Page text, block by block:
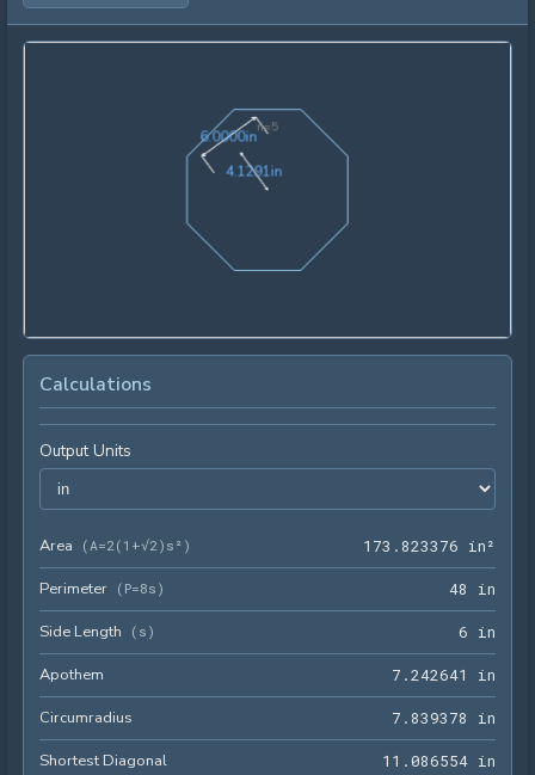
6.0000in6.0000in
4.1291in4.1291in
n=5
Calculations
Output Units
Area (A=2(1+√2)s² ) 1 73 . 823376 in²
Perimeter ( P=8s ) 48 in
Side Length ( s ) 6 in
Apothem 7 .242641 in
Circumradius 7 . 839378 in
Shortest Diagonal 1 1 .086554 in